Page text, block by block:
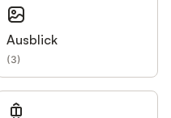
Ausblick
(3)